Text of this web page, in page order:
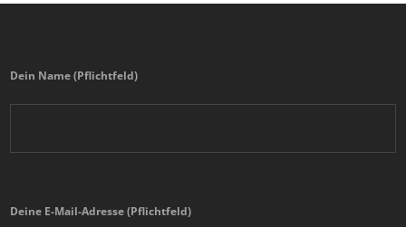
Dein Name (Pflichtfeld)
Deine E-Mail-Adresse (Pflichtfeld)